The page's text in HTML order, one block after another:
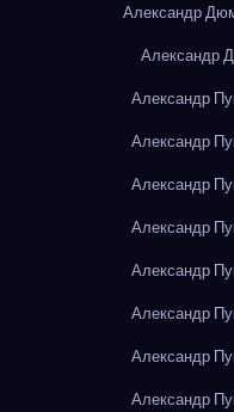
Александр
Александр
Александр
Александр
Александр
Александр
Александр
Александр
Александр
Александр